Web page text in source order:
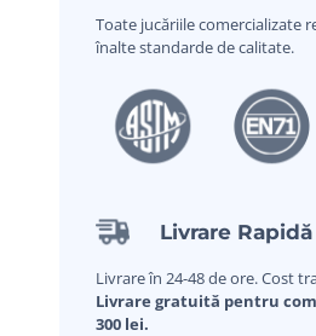
Toate jucăriile comercializate
înalte standarde de calitate.
Livrare Rapidă
Livrare în 24-48 de ore. Cost
Livrare gratuită pentru
300 lei.